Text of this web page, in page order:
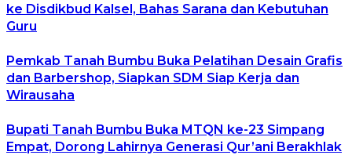
ke Disdikbud Kalsel, Bahas Sarana dan Kebutuhan
Guru
Pemkab Tanah Bumbu Buka Pelatihan Desain Grafis
dan Barbershop, Siapkan SDM Siap Kerja dan
Wirausaha
Bupati Tanah Bumbu Buka MTQN ke-23 Simpang
Empat, Dorong Lahirnya Generasi Qur’ani Berakhlak